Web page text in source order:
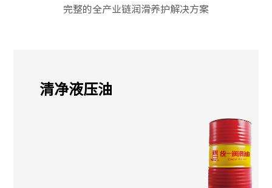
完整的全产业链润滑养护解决方案
清净液压油